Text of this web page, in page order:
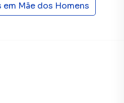
descanso e eventos familiares
uma experiência
em Mãe dos Homens